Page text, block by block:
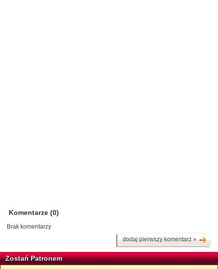
Komentarze (0)
Brak komentarzy
dodaj pierwszy komentarz »
Zostań Patronem